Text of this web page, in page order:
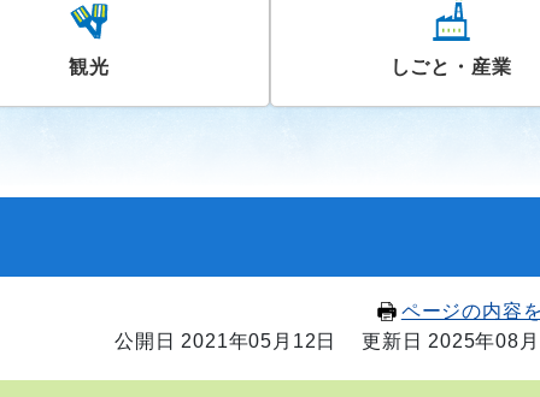
観光 しごと・産業
ページの内容
公開日 2021年05月12日
更新日 2025年08月